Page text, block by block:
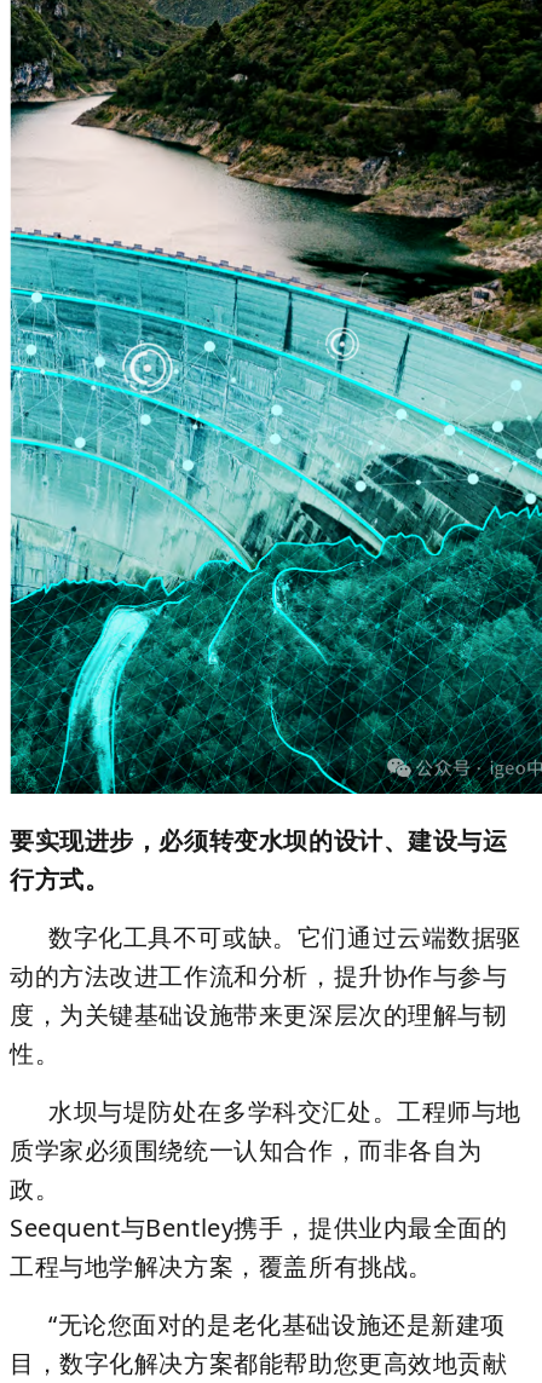
要实现进步，必须转变水坝的设计、建设与运
行方式。
数字化工具不可或缺。它们通过云端数据驱
动的方法改进工作流和分析，提升协作与参与
度，为关键基础设施带来更深层次的理解与韧
性。
水坝与堤防处在多学科交汇处。工程师与地
质学家必须围绕统一认知合作，而非各自为
政。
Seequent与Bentley携手，提供业内最全面的
工程与地学解决方案，覆盖所有挑战。
“无论您面对的是老化基础设施还是新建项
目，数字化解决方案都能帮助您更高效地贡献